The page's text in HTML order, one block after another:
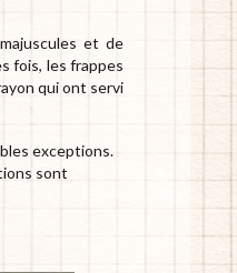
et de
fois, les frappes
qui ont servi
exceptions.
sont